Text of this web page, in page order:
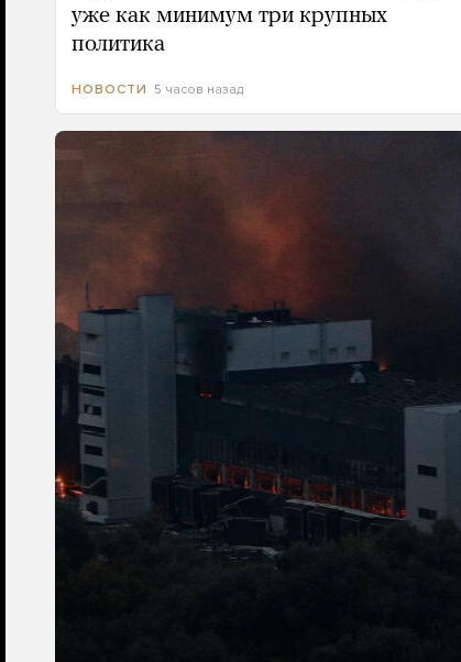
уже как минимум три крупных
политика
НОВОСТИ 5 часов назад